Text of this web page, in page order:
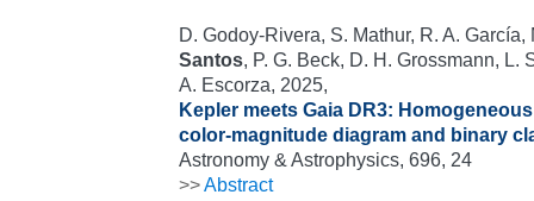
D. Godoy-Rivera, S. Mathur, R. A.
Santos, P. G. Beck, D. H. Grossmann, L.
A. Escorza, 2025,
Kepler meets Gaia DR3:
color-magnitude diagram and binary
Astronomy & Astrophysics, 696, 24
>>Abstract